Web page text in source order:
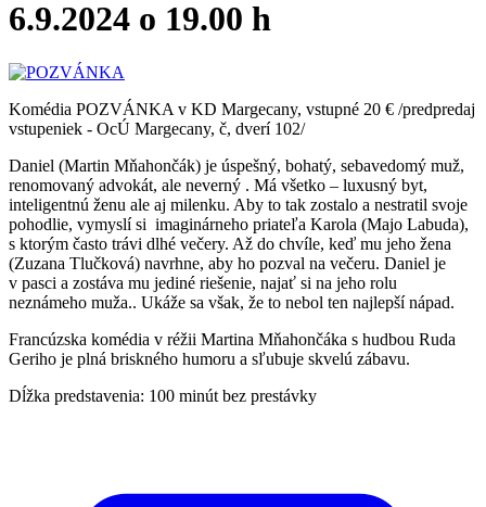
6.9.2024 o 19.00 h
Komédia POZVÁNKA v KD Margecany, vstupné 20 € /predpredaj
vstupeniek - OcÚ Margecany, č, dverí 102/
Daniel (Martin Mňahončák) je úspešný, bohatý, sebavedomý muž,
renomovaný advokát, ale neverný . Má všetko – luxusný byt,
inteligentnú ženu ale aj milenku. Aby to tak zostalo a nestratil svoje
pohodlie, vymyslí si imaginárneho priateľa Karola (Majo Labuda),
s ktorým často trávi dlhé večery. Až do chvíle, keď mu jeho žena
(Zuzana Tlučková) navrhne, aby ho pozval na večeru. Daniel je
v pasci a zostáva mu jediné riešenie, najať si na jeho rolu
neznámeho muža.. Ukáže sa však, že to nebol ten najlepší nápad.
Francúzska komédia v réžii Martina Mňahončáka s hudbou Ruda
Geriho je plná briskného humoru a sľubuje skvelú zábavu.
Dĺžka predstavenia: 100 minút bez prestávky